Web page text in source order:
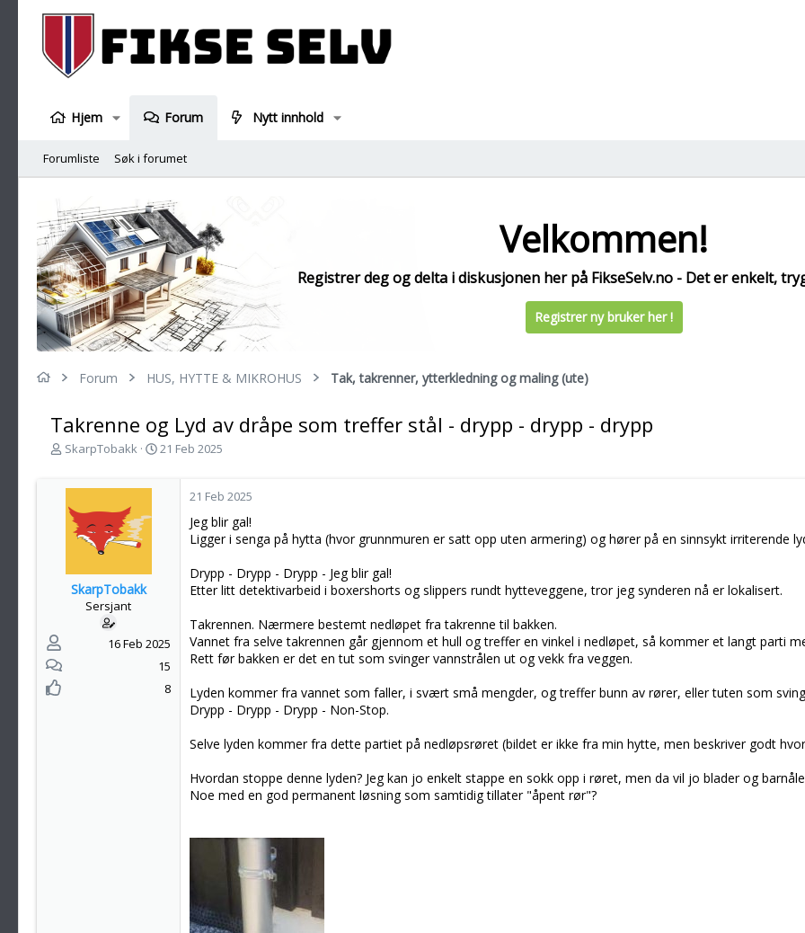
Hjem Forum Nytt innhold
Forumliste Søk i forumet
Velkommen!
Registrer deg og delta i diskusjonen her på FikseSelv.no - Det er enkelt,
Registrer ny bruker her !
Forum HUS, HYTTE & MIKROHUS Tak, takrenner, ytterkledning og maling (ute)
Takrenne og Lyd av dråpe som treffer stål - drypp - drypp - drypp
T
s
t
SkarpTobakk
S
21 Feb 2025
SkarpTobakk
Sersjant
16 Feb 2025
15
8
21 Feb 2025
Jeg blir gal!
Ligger i senga på hytta (hvor grunnmuren er satt opp uten armering) og hører på en sinnsykt irriterende
Drypp - Drypp - Drypp - Jeg blir gal!
Etter litt detektivarbeid i boxershorts og slippers rundt hytteveggene, tror jeg synderen nå er lokalisert.
Takrennen. Nærmere bestemt nedløpet fra takrenne til bakken.
Vannet fra selve takrennen går gjennom et hull og treffer en vinkel i nedløpet, så kommer et langt parti
Rett før bakken er det en tut som svinger vannstrålen ut og vekk fra veggen.
Lyden kommer fra vannet som faller, i svært små mengder, og treffer bunn av rører, eller tuten som
Drypp - Drypp - Drypp - Non-Stop.
Selve lyden kommer fra dette partiet på nedløpsrøret (bildet er ikke fra min hytte, men beskriver godt
Hvordan stoppe denne lyden? Jeg kan jo enkelt stappe en sokk opp i røret, men da vil jo blader og
Noe med en god permanent løsning som samtidig tillater "åpent rør"?